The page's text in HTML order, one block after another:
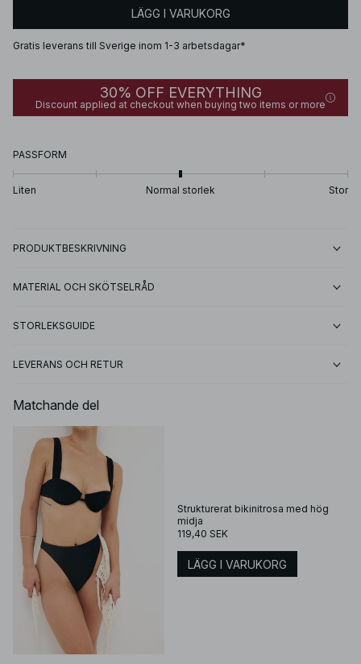
LÄGG I VARUKORG
Gratis leverans till Sverige inom 1-3 arbetsdagar*
30% OFF EVERYTHING
Discount applied at checkout when buying two items or more
PASSFORM
Liten Normal storlek Stor
PRODUKTBESKRIVNING
MATERIAL OCH SKÖTSELRÅD
STORLEKSGUIDE
LEVERANS OCH RETUR
Matchande del
Strukturerat bikinitrosa med hög
midja
119,40 SEK
LÄGG I VARUKORG